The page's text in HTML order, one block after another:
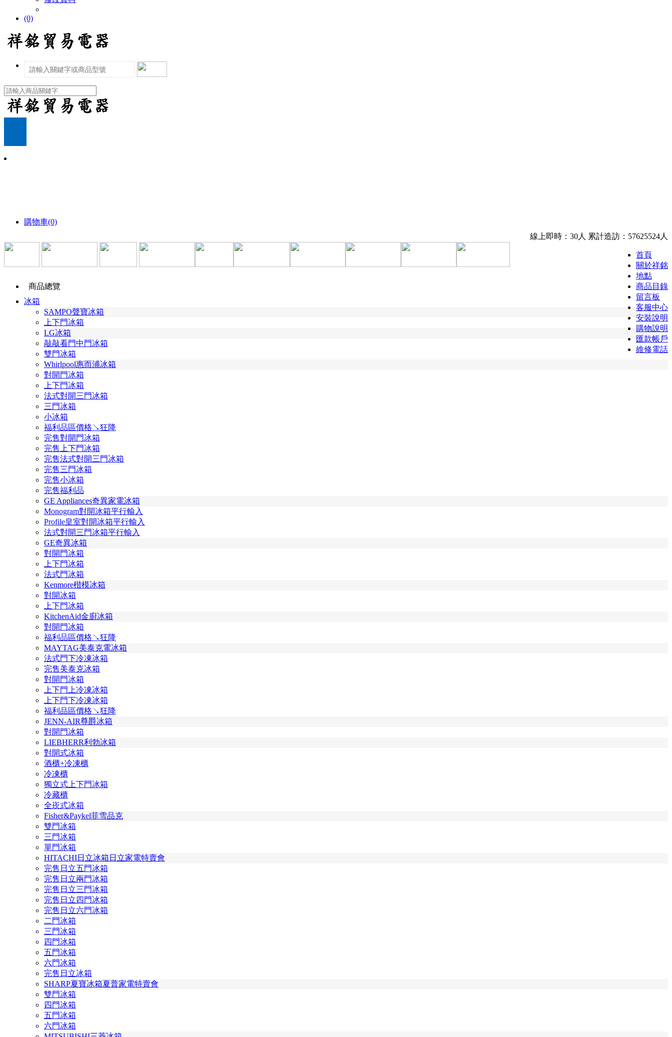
(0)
購物車(0)
線上即時：30人 累計造訪：57625524人
首頁
關於祥銘
地點
商品目錄
留言板
客服中心
安裝說明
購物說明
匯款帳戶
維修電話
商品總覽
冰箱
SAMPO聲寶冰箱
上下門冰箱
LG冰箱
敲敲看門中門冰箱
雙門冰箱
Whirlpool惠而浦冰箱
對開門冰箱
上下門冰箱
法式對開三門冰箱
三門冰箱
小冰箱
福利品區價格↘狂降
完售對開門冰箱
完售上下門冰箱
完售法式對開三門冰箱
完售三門冰箱
完售小冰箱
完售福利品
GE Appliances奇異家電冰箱
Monogram對開冰箱平行輸入
Profile皇室對開冰箱平行輸入
法式對開三門冰箱平行輸入
GE奇異冰箱
對開門冰箱
上下門冰箱
法式門冰箱
Kenmore楷模冰箱
對開冰箱
上下門冰箱
KitchenAid金廚冰箱
對開門冰箱
福利品區價格↘狂降
MAYTAG美泰克電冰箱
法式門下冷凍冰箱
完售美泰克冰箱
對開門冰箱
上下門上冷凍冰箱
上下門下冷凍冰箱
福利品區價格↘狂降
JENN-AIR尊爵冰箱
對開門冰箱
LIEBHERR利勃冰箱
對開式冰箱
酒櫃+冷凍櫃
冷凍櫃
獨立式上下門冰箱
冷藏櫃
全崁式冰箱
Fisher&Paykel菲雪品克
雙門冰箱
三門冰箱
單門冰箱
HITACHI日立冰箱日立家電特賣會
完售日立五門冰箱
完售日立兩門冰箱
完售日立三門冰箱
完售日立四門冰箱
完售日立六門冰箱
二門冰箱
三門冰箱
四門冰箱
五門冰箱
六門冰箱
完售日立冰箱
SHARP夏寶冰箱夏普家電特賣會
雙門冰箱
四門冰箱
五門冰箱
六門冰箱